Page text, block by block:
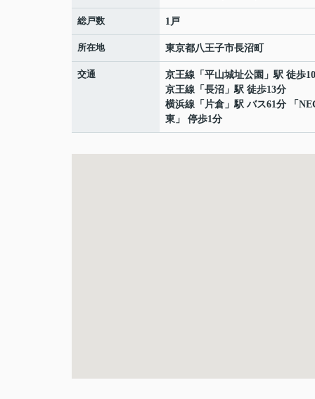
総戸数 1戸
所在地 東京都八王子市長沼町
交通 京王線 「 平山城址公園 」駅 徒歩
京王線 「 長沼 」駅 徒歩13分
横浜線 「 片倉 」駅 バス61分 「
東」 停歩1分